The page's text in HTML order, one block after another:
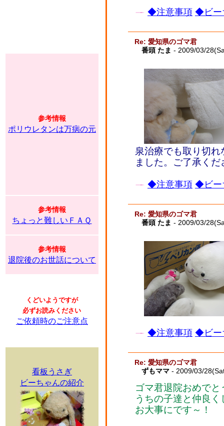
参考情報
ポリウレタンは万病の元
参考情報
ちょっと難しいＦＡＱ
参考情報
退院後のお世話について
くどいようですが
必ずお読みください
ご依頼時のご注意点
看板うさぎ
ビーちゃんの紹介
◆注意事項 ◆ビー
Re: 愛知県のゴマ君
番頭 たま - 2009/03/
泉治療でも取り切
ました。ご了承くだ
◆注意事項 ◆ビー
Re: 愛知県のゴマ君
番頭 たま - 2009/03/
◆注意事項 ◆ビー
Re: 愛知県のゴマ君
ずもママ - 2009/03/
ゴマ君退院おめで
うちの子達と仲良
お大事にです～！